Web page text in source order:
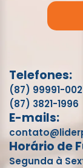
Telefones:
(87) 99991-
(87) 3821-1996
E-mails:
Horário de
Segunda à